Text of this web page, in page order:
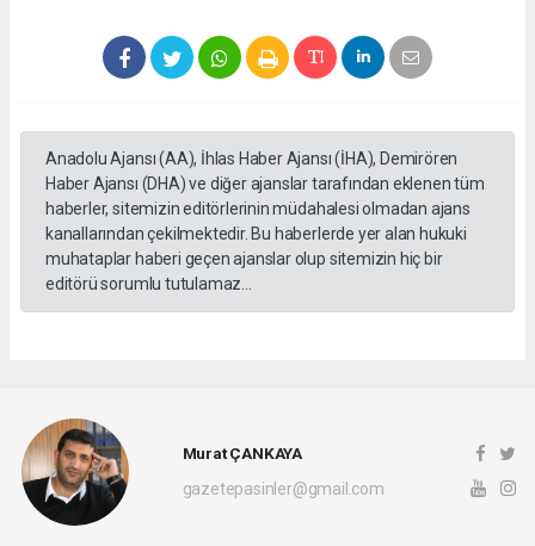
Anadolu Ajansı (AA), İhlas Haber Ajansı (İHA), Demirören
Haber Ajansı (DHA) ve diğer ajanslar tarafından eklenen tüm
haberler, sitemizin editörlerinin müdahalesi olmadan ajans
kanallarından çekilmektedir. Bu haberlerde yer alan hukuki
muhataplar haberi geçen ajanslar olup sitemizin hiç bir
editörü sorumlu tutulamaz...
Murat ÇANKAYA
gazetepasinler@gmail.com